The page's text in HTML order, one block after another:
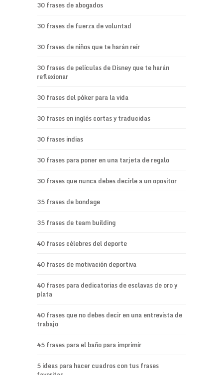
30 frases de abogados
30 frases de fuerza de voluntad
30 frases de niños que te harán reír
30 frases de películas de Disney que te harán
reflexionar
30 frases del póker para la vida
30 frases en inglés cortas y traducidas
30 frases indias
30 frases para poner en una tarjeta de regalo
30 frases que nunca debes decirle a un opositor
35 frases de bondage
35 frases de team building
40 frases célebres del deporte
40 frases de motivación deportiva
40 frases para dedicatorias de esclavas de oro y
plata
40 frases que no debes decir en una entrevista de
trabajo
45 frases para el baño para imprimir
5 ideas para hacer cuadros con tus frases